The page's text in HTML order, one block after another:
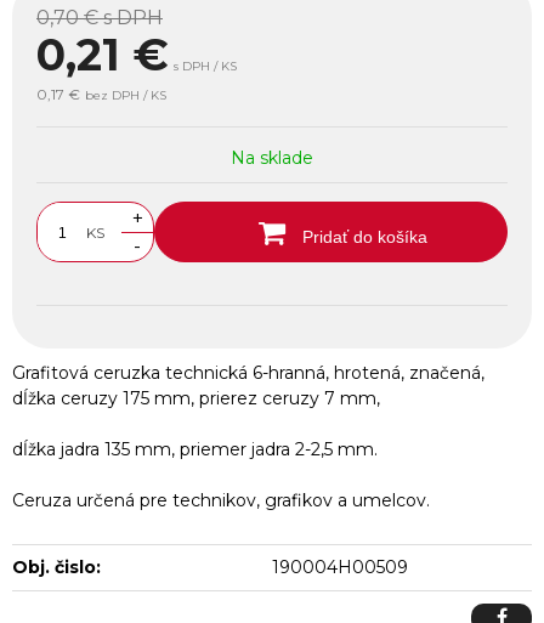
0,70 €s DPH
0,21 € s DPH / KS
0,17 € bez DPH / KS
Na sklade
KS
+
-
Pridať do košíka
Grafitová ceruzka technická 6-hranná, hrotená, značená,
dĺžka ceruzy 175 mm, prierez ceruzy 7 mm,
dĺžka jadra 135 mm, priemer jadra 2-2,5 mm.
Ceruza určená pre technikov, grafikov a umelcov.
Obj. čislo: 190004H00509